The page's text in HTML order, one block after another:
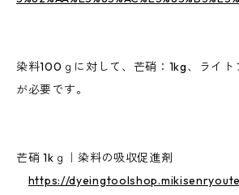
染料100ｇに対して、芒硝：1kg、ライト
が必要です。
芒硝 1kｇ｜染料の吸収促進剤
https://